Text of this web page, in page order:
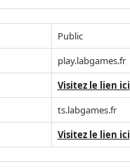
Public
play.labgames.fr
Visitez le lien ici
ts.labgames.fr
Visitez le lien ici